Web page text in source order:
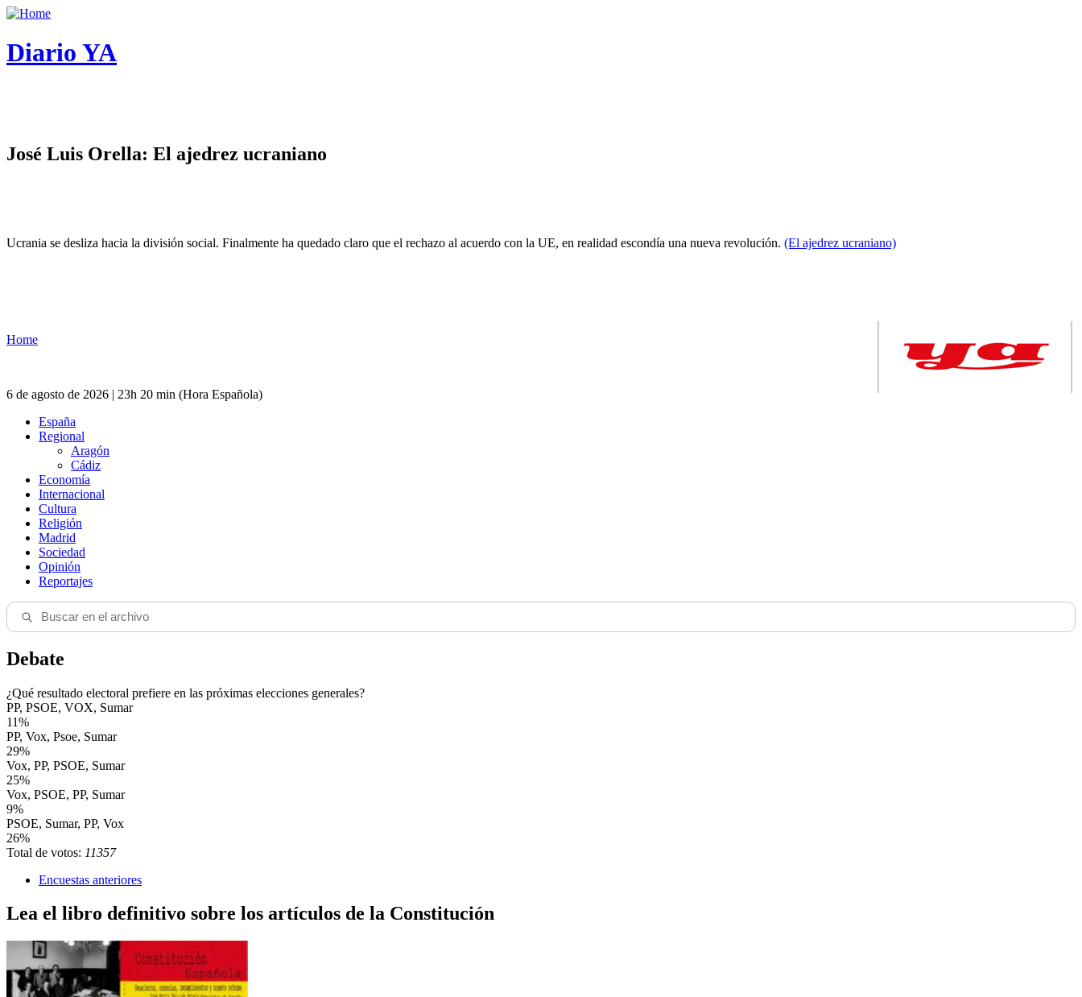
Diario YA
José Luis Orella: El ajedrez ucraniano
Ucrania se desliza hacia la división social. Finalmente ha quedado claro que el rechazo al acuerdo con la UE, en realidad escondía una nueva revolución. (El ajedrez ucraniano)
Home
6 de agosto de 2026 | 23h 20 min (Hora Española)
España
Regional
Aragón
Cádiz
Economía
Internacional
Cultura
Religión
Madrid
Sociedad
Opinión
Reportajes
Debate
¿Qué resultado electoral prefiere en las próximas elecciones generales?
PP, PSOE, VOX, Sumar
11%
PP, Vox, Psoe, Sumar
29%
Vox, PP, PSOE, Sumar
25%
Vox, PSOE, PP, Sumar
9%
PSOE, Sumar, PP, Vox
26%
Total de votos: 11357
Encuestas anteriores
Lea el libro definitivo sobre los artículos de la Constitución